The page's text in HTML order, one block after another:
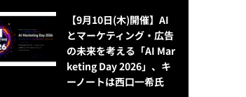
ペイトク」がトップ、2023年11月度テレビCM放送回
【9月10日(木)開催】AI
とマーケティング・広告
の未来を考える「AI Mar
keting Day 2026」、キ
ーノートは西口一希氏